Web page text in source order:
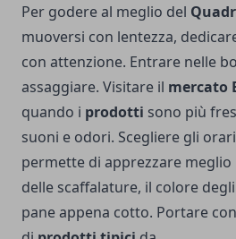
Per godere al meglio del
muoversi con lentezza,
con attenzione. Entrare nelle
assaggiare. Visitare il mercato
quando i prodotti sono più
suoni e odori. Scegliere gli
permette di apprezzare
delle scaffalature, il colore
pane appena cotto. Portare